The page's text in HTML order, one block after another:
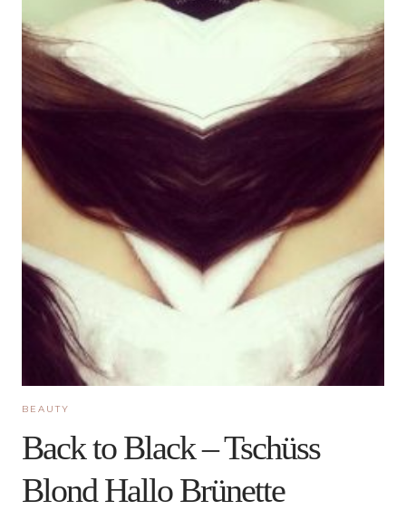
BEAUTY
Back to Black – Tschüss
Blond Hallo Brünette